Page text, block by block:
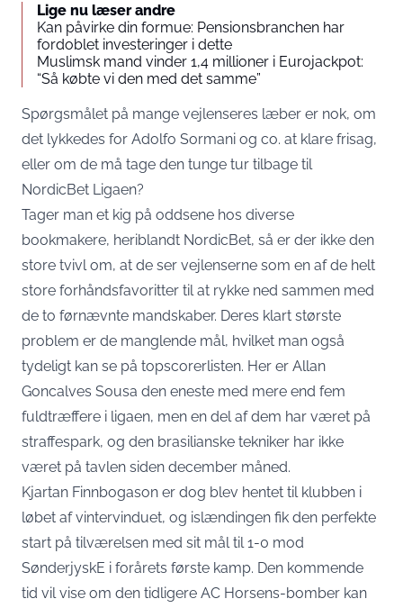
Lige nu læser andre
Kan påvirke din formue: Pensionsbranchen har
fordoblet investeringer i dette
Muslimsk mand vinder 1,4 millioner i Eurojackpot:
“Så købte vi den med det samme”
Spørgsmålet på mange vejlenseres læber er nok, om
det lykkedes for Adolfo Sormani og co. at klare frisag,
eller om de må tage den tunge tur tilbage til
NordicBet Ligaen?
Tager man et kig på oddsene hos diverse
bookmakere, heriblandt NordicBet, så er der ikke den
store tvivl om, at de ser vejlenserne som en af de helt
store forhåndsfavoritter til at rykke ned sammen med
de to førnævnte mandskaber. Deres klart største
problem er de manglende mål, hvilket man også
tydeligt kan se på topscorerlisten. Her er Allan
Goncalves Sousa den eneste med mere end fem
fuldtræffere i ligaen, men en del af dem har været på
straffespark, og den brasilianske tekniker har ikke
været på tavlen siden december måned.
Kjartan Finnbogason er dog blev hentet til klubben i
løbet af vintervinduet, og islændingen fik den perfekte
start på tilværelsen med sit mål til 1-0 mod
SønderjyskE i forårets første kamp. Den kommende
tid vil vise om den tidligere AC Horsens-bomber kan